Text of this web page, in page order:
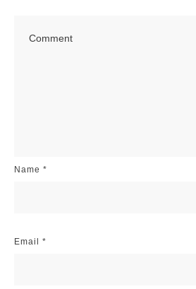
Name *
Email *